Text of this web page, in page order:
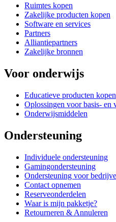
Ruimtes kopen
Zakelijke producten kopen
Software en services
Partners
Alliantiepartners
Zakelijke bronnen
Voor onderwijs
Educatieve producten kopen
Oplossingen voor basis- en
Onderwijsmiddelen
Ondersteuning
Individuele ondersteuning
Gamingondersteuning
Ondersteuning voor
Contact opnemen
Reserveonderdelen
Waar is mijn pakketje?
Retourneren & Annuleren